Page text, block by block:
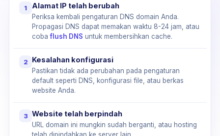
1 Alamat IP telah berubah
Periksa kembali pengaturan DNS domain Anda.
Propagasi DNS dapat memakan waktu 8-24 jam, atau
cobaflush DNS untuk membersihkan cache.
2 Kesalahan konfigurasi
Pastikan tidak ada perubahan pada pengaturan
default seperti DNS, konfigurasi file, atau berkas
website Anda.
3 Website telah berpindah
URL domain ini mungkin sudah berganti, atau hosting